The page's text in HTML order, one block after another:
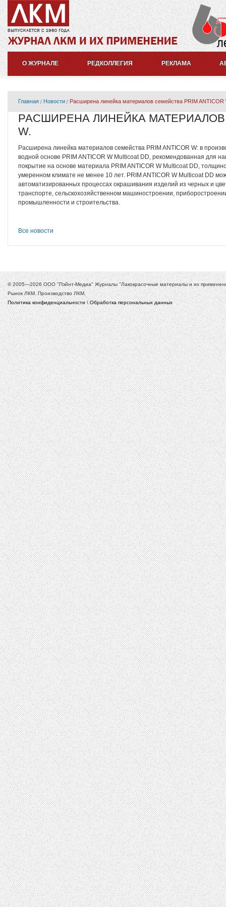
О ЖУРНАЛЕ РЕДКОЛЛЕГИЯ РЕКЛАМА
Главная Новости Расширена линейка материалов семейства PRIM ANTICOR
РАСШИРЕНА ЛИНЕЙКА МАТЕРИАЛОВ
W.
Расширена линейка материалов семейства PRIM ANTICOR W: в
водной основе PRIM ANTICOR W Multicoat DD, рекомендованная для
покрытие на основе материала PRIM ANTICOR W Multicoat DD,
умеренном климате не менее 10 лет. PRIM ANTICOR W Multicoat DD
автоматизированных процессах окрашивания изделий из черных и
транспорте, сельскохозяйственном машиностроении,
промышленности и строительства.
Все новости
© 2005—2026 ООО "Пэйнт-Медиа" Журналы "Лакокрасочные материалы и их
Рынок ЛКМ. Производство ЛКМ.
Политика конфиденциальности\Обработка персональных данных